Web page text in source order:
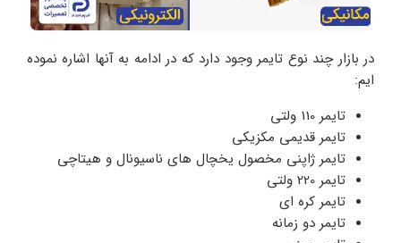
در بازار چند نوع تایمر وجود دارد که در ادامه به آنها اشاره نموده
ایم:
تایمر 110 ولتی
تایمر قدیمی مکزیکی
تایمر ژاپنی مخصول یخچال های ناسیونال و هیتاچی
تایمر 220 ولتی
تایمر کره ای
تایمر دو زمانه